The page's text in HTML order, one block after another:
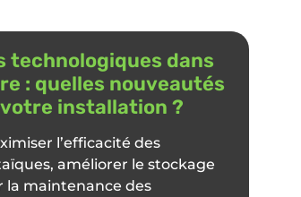
technologiques dans
: quelles nouveautés
installation ?
l’efficacité des
améliorer le stockage
la maintenance des